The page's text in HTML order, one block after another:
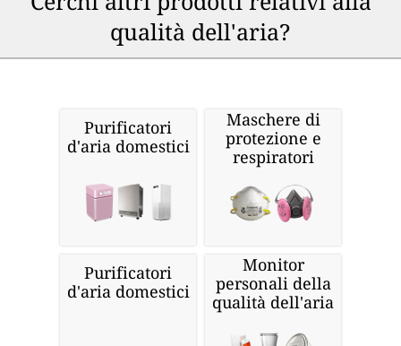
qualità dell'aria?
Purificatori
d'aria domestici
Maschere di
protezione e
respiratori
Purificatori
d'aria domestici
Monitor
personali della
qualità dell'aria